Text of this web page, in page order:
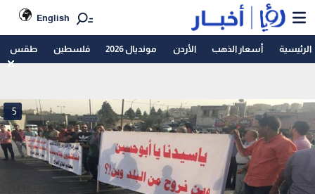
English
الرئيسية أسعار الذهب الأردن مونديال 2026 فلسطين طقس
5